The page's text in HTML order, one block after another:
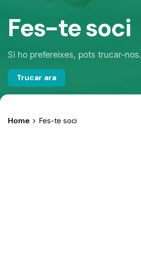
Fes-te soci
Si ho prefereixes, pots trucar-nos.
Trucar ara
Home Fes-te soci